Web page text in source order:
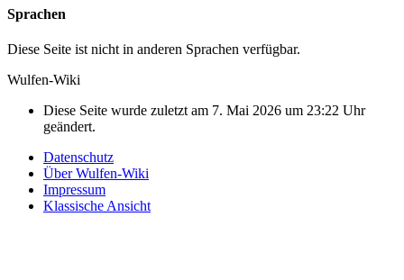
Sprachen
Diese Seite ist nicht in anderen Sprachen verfügbar.
Wulfen-Wiki
Diese Seite wurde zuletzt am 7. Mai 2026 um 23:22 Uhr
geändert.
Datenschutz
Über Wulfen-Wiki
Impressum
Klassische Ansicht